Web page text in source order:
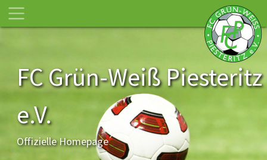
FC Grün-Weiß Piesteritz
e.V.
Offizielle Homepage